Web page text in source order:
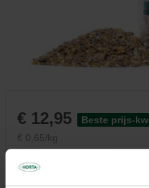
€ 12,95
Beste prijs-
€ 0,65/kg
Niet elke winkel heeft